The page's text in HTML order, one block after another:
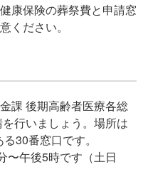
康保険の葬祭費と申請窓
ください。
課 後期高齢者医療各総
行いましょう。場所は
30番窓口です。
〜午後5時です（土日